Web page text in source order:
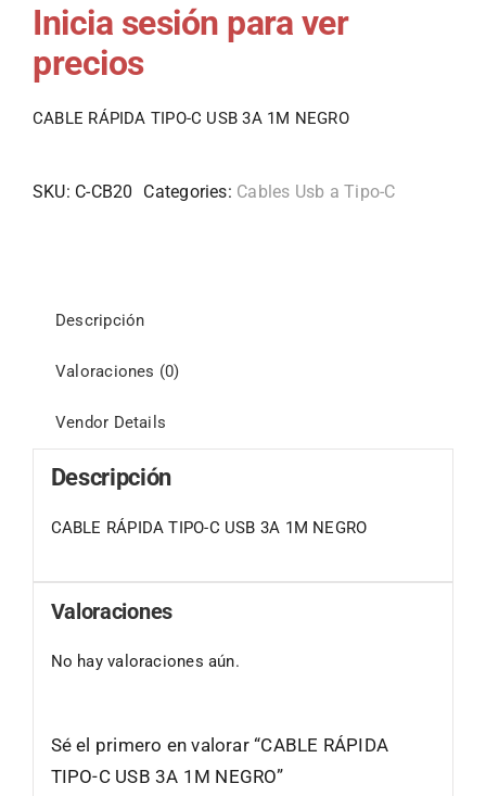
Inicia sesión para ver
precios
CABLE RÁPIDA TIPO-C USB 3A 1M NEGRO
SKU: C-CB20 Categories: Cables Usb a Tipo-C
Descripción
Valoraciones (0)
Vendor Details
Descripción
CABLE RÁPIDA TIPO-C USB 3A 1M NEGRO
Valoraciones
No hay valoraciones aún.
Sé el primero en valorar “CABLE RÁPIDA
TIPO-C USB 3A 1M NEGRO”